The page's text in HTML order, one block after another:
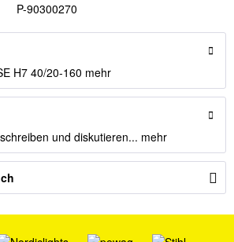
P-90300270
H7 40/20-160 mehr
und diskutieren... mehr